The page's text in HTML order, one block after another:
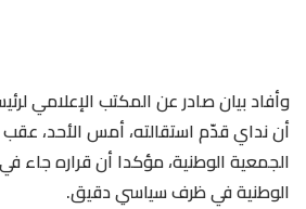
وأفاد بيان صادر عن المكتب الإعلامي
أن نداي قدّم استقالته، أمس الأحد،
الجمعية الوطنية، مؤكدا أن قراره جاء
الوطنية في ظرف سياسي دقيق.